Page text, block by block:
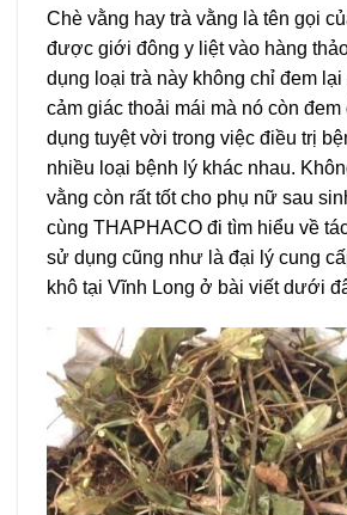
Chè vằng hay trà vằng là tên gọi
được giới đông y liệt vào hàng
dụng loại trà này không chỉ đem
cảm giác thoải mái mà nó còn
dụng tuyệt vời trong việc điều trị
nhiều loại bệnh lý khác nhau.
vằng còn rất tốt cho phụ nữ sau
cùng THAPHACO đi tìm hiểu về
sử dụng cũng như là đại lý cung
khô tại Vĩnh Long ở bài viết dưới